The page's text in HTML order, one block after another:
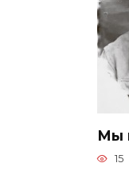
Мы
15